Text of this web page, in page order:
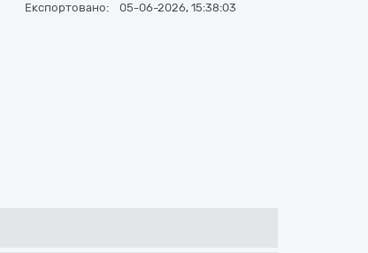
Експортовано: 05-06-2026, 15:38:03